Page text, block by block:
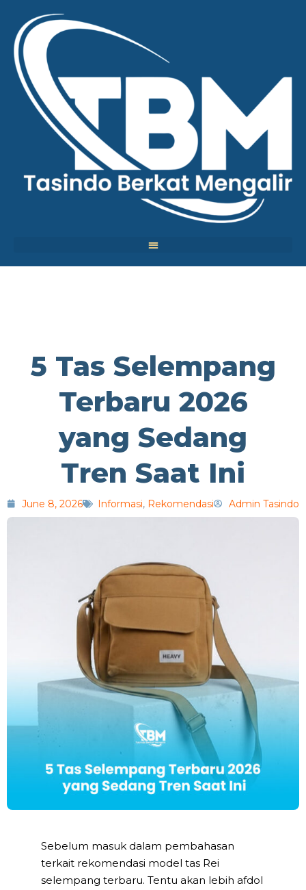
5 Tas Selempang
Terbaru 2026
yang Sedang
Tren Saat Ini
June 8, 2026 Informasi, Rekomendasi Admin Tasindo
Sebelum masuk dalam pembahasan
terkait rekomendasi model tas Rei
selempang terbaru. Tentu akan lebih afdol